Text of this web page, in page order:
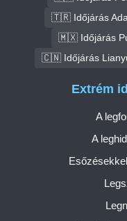
🇹🇷 Időjárás
🇲🇽 Időjárás
🇨🇳 Időjárás
Extrém
A
A